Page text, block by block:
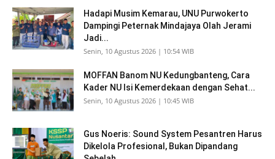
Hadapi Musim Kemarau, UNU Purwokerto
Dampingi Peternak Mindajaya Olah Jerami
Jadi...
Senin, 10 Agustus 2026 | 10:54 WIB
MOFFAN Banom NU Kedungbanteng, Cara
Kader NU Isi Kemerdekaan dengan Sehat...
Senin, 10 Agustus 2026 | 10:45 WIB
Gus Noeris: Sound System Pesantren Harus
Dikelola Profesional, Bukan Dipandang